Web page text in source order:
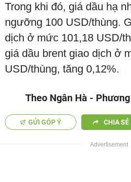
Trong khi đó, giá dầu hạ
ngưỡng 100 USD/thùng.
dịch ở mức 101,18 USD/
giá dầu brent giao dịch ở
USD/thùng, tăng 0,12%.
Theo Ngân Hà -
GỬI GÓP Ý CHIA SẺ